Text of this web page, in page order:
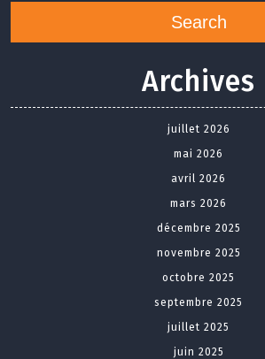
Search
Archives
juillet 2026
mai 2026
avril 2026
mars 2026
décembre 2025
novembre 2025
octobre 2025
septembre 2025
juillet 2025
juin 2025